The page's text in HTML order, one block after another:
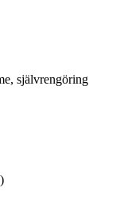
självrengöring